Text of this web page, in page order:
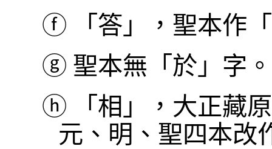
ⓕ
「答」，聖本作
ⓖ 聖本無「於」字
ⓗ
「相」，大正藏
元、明、聖四本改